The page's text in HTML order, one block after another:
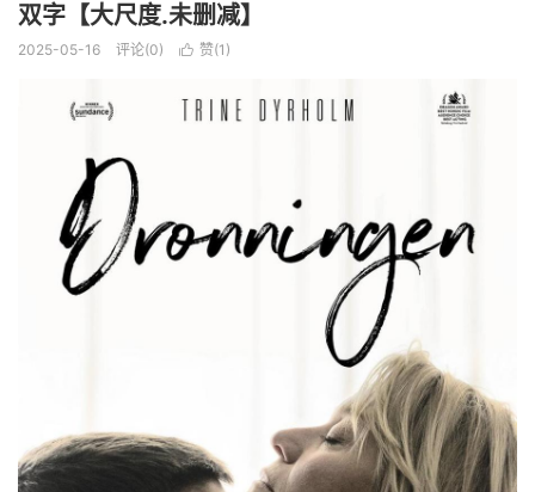
双字【大尺度.未删减】
2025-05-16 评论(0)  赞(1 )